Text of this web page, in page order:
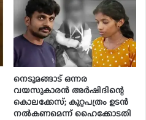
നെടുമങ്ങാട് ഒന്നര
വയസുകാരൻ അർഷിദിന്റെ
കൊലക്കേസ്; കുറ്റപത്രം ഉടൻ
നൽകണമെന്ന് ഹൈക്കോടതി